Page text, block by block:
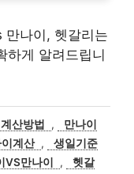
나이, 헷갈리는
하게 알려드립니
산방법 ,
만나이
계산 ,
생일기준
VS만나이 ,
헷갈